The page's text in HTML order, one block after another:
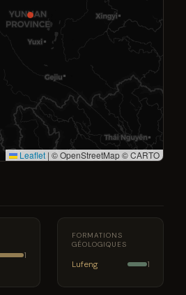
Leaflet | © OpenStreetMap © CARTO
1
FORMATIONS
GÉOLOGIQUES
Lufeng 1